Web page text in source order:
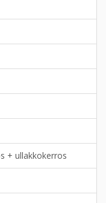
+ ullakkokerros